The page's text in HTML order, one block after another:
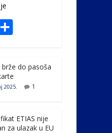
er ar
e
brže do pasoša
2025. 1
ETIAS nije
za ulazak u EU